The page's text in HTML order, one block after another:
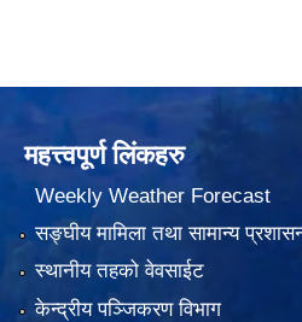
महत्त्वपूर्ण लिंकहरु
Weekly Weather Forecast
सङ्घीय मामिला तथा सामान्य
स्थानीय तहको वेवसाईट
केन्द्रीय पञ्जिकरण विभाग